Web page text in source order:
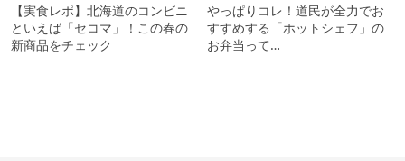
【実食レポ】北海道のコンビニ
といえば「セコマ」！この春の
新商品をチェック
やっぱりコレ！道民が全力でお
すすめする「ホットシェフ」の
お弁当って…